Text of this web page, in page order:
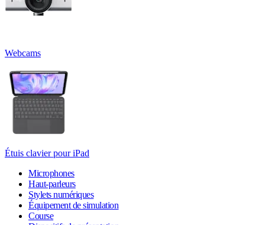
Webcams
Étuis clavier pour iPad
Microphones
Haut-parleurs
Stylets numériques
Équipement de simulation
Course